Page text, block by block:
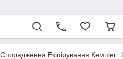
Спорядження Екіпірування Кемпінг